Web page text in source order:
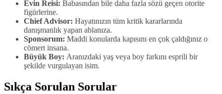
Evin Reisi: Babasından bile daha fazla sözü geçen otorite
figürlerine.
Chief Advisor: Hayatınızın tüm kritik kararlarında
danışmanlık yapan ablanıza.
Sponsorum: Maddi konularda kapısını en çok çaldığınız o
cömert insana.
Büyük Boy: Aranızdaki yaş veya boy farkını esprili bir
şekilde vurgulayan isim.
Sıkça Sorulan Sorular